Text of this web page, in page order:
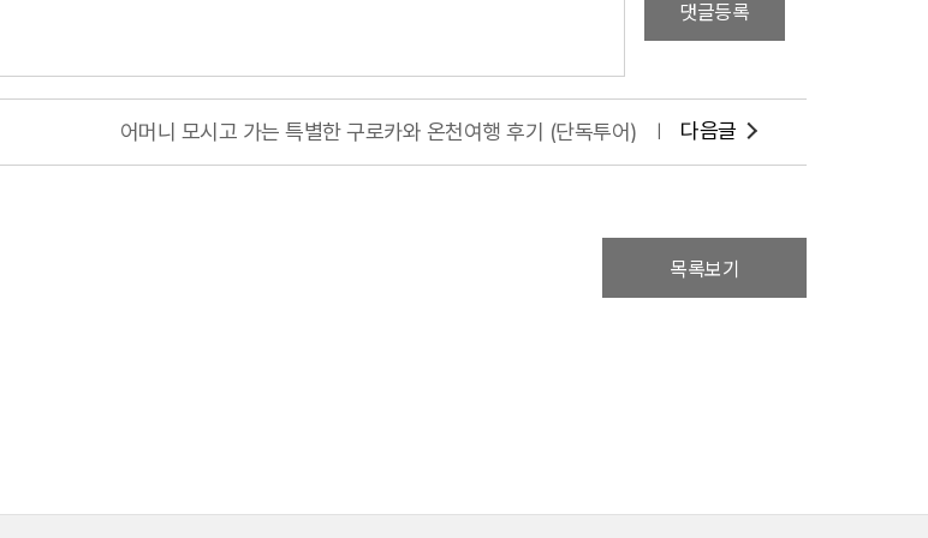
댓글등록
어머니 모시고 가는 특별한 구로카와 온천여행 후기 (단독투어) 다음글
목록보기